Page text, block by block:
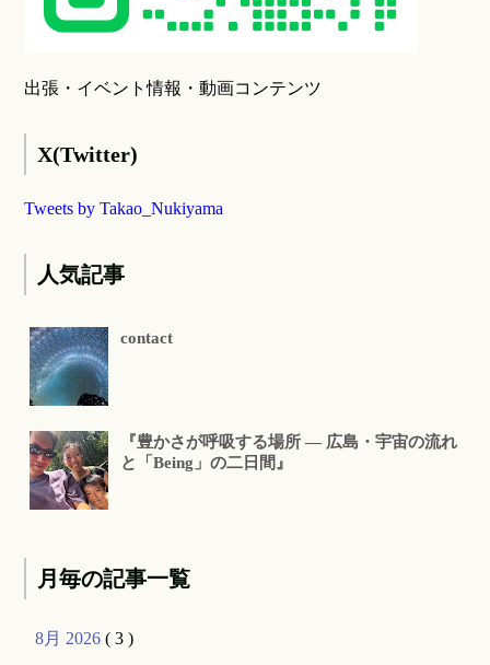
出張・イベント情報・動画コンテンツ
X(Twitter)
Tweets by Takao_Nukiyama
人気記事
contact
『豊かさが呼吸する場所 ― 広島・宇宙の流れ
と「Being」の二日間』
月毎の記事一覧
8月 2026( 3 )